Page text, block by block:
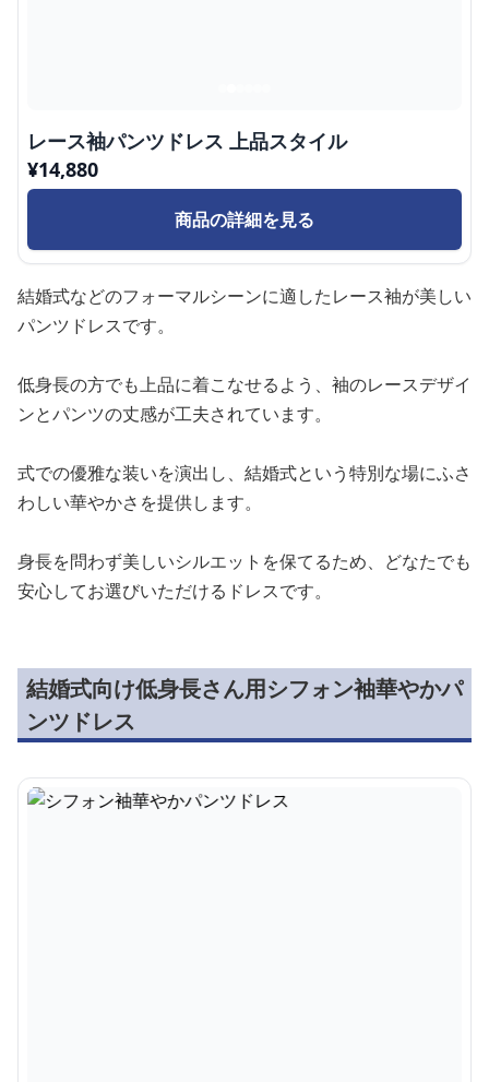
レース袖パンツドレス 上品スタイル
¥14,880
商品の詳細を見る
結婚式などのフォーマルシーンに適したレース袖が美しい
パンツドレスです。
低身長の方でも上品に着こなせるよう、袖のレースデザイ
ンとパンツの丈感が工夫されています。
式での優雅な装いを演出し、結婚式という特別な場にふさ
わしい華やかさを提供します。
身長を問わず美しいシルエットを保てるため、どなたでも
安心してお選びいただけるドレスです。
結婚式向け低身長さん用シフォン袖華やかパ
ンツドレス